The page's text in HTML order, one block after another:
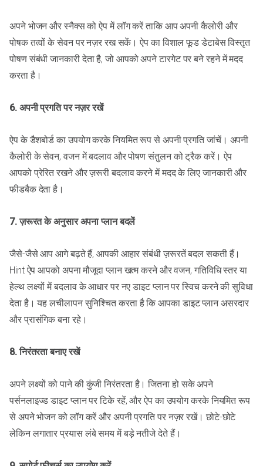
अपने भोजन और स्नैक्स को ऐप में लॉग करें ताकि आप अपनी कैलोरी और
पोषक तत्वों के सेवन पर नज़र रख सकें। ऐप का विशाल फूड डेटाबेस विस्तृत
पोषण संबंधी जानकारी देता है, जो आपको अपने टारगेट पर बने रहने में मदद
करता है।
6. अपनी प्रगति पर नज़र रखें
ऐप के डैशबोर्ड का उपयोग करके नियमित रूप से अपनी प्रगति जांचें। अपनी
कैलोरी के सेवन, वजन में बदलाव और पोषण संतुलन को ट्रैक करें। ऐप
आपको प्रेरित रखने और ज़रूरी बदलाव करने में मदद के लिए जानकारी और
फीडबैक देता है।
7. ज़रूरत के अनुसार अपना प्लान बदलें
जैसे-जैसे आप आगे बढ़ते हैं, आपकी आहार संबंधी ज़रूरतें बदल सकती हैं।
Hint ऐप आपको अपना मौजूदा प्लान खत्म करने और वजन, गतिविधि स्तर या
हेल्थ लक्ष्यों में बदलाव के आधार पर नए डाइट प्लान पर स्विच करने की सुविधा
देता है। यह लचीलापन सुनिश्चित करता है कि आपका डाइट प्लान असरदार
और प्रासंगिक बना रहे।
8. निरंतरता बनाए रखें
अपने लक्ष्यों को पाने की कुंजी निरंतरता है। जितना हो सके अपने
पर्सनलाइज्ड डाइट प्लान पर टिके रहें, और ऐप का उपयोग करके नियमित रूप
से अपने भोजन को लॉग करें और अपनी प्रगति पर नज़र रखें। छोटे-छोटे
लेकिन लगातार प्रयास लंबे समय में बड़े नतीजे देते हैं।